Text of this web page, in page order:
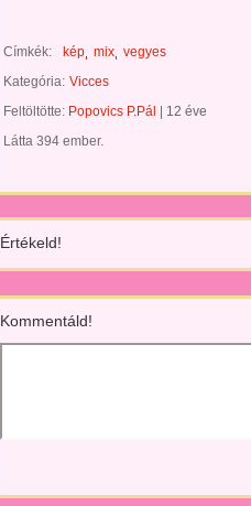
Címkék: kép mix vegyes
Kategória: Vicces
Feltöltötte: Popovics P.Pál
12 éve
Látta 394 ember.
Értékeld!
Kommentáld!